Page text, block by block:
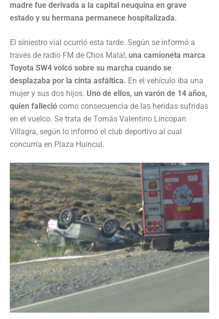
madre fue derivada a la capital neuquina en grave
estado y su hermana permanece hospitalizada.
El siniestro vial ocurrió esta tarde. Según se informó a
través de radio FM de Chos Malal, una camioneta marca
Toyota SW4 volcó sobre su marcha cuando se
desplazaba por la cinta asfáltica. En el vehículo iba una
mujer y sus dos hijos. Uno de ellos, un varón de 14 años,
quien falleció como consecuencia de las heridas sufridas
en el vuelco. Se trata de Tomás Valentino Lincopan
Villagra, según lo informó el club deportivo al cual
concurría en Plaza Huincul.